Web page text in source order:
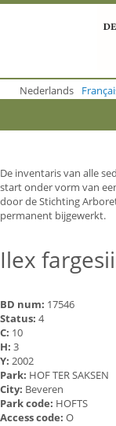
o
m
o
n
t
e
n
Nederlands
De inventaris van alle
start onder vorm van
door de Stichting
permanent bijgewerkt.
Ilex fargesii
BD num: 17546
Status: 4
C: 10
H: 3
Y: 2002
Park: HOF TER SAKSEN
City: Beveren
Park code: HOFTS
Access code: O